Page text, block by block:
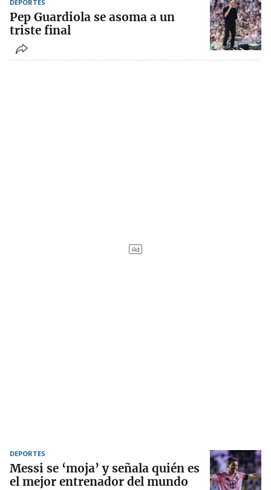
DEPORTES
Pep Guardiola se asoma a un
triste final
DEPORTES
Messi se ‘moja’ y señala quién es
el mejor entrenador del mundo